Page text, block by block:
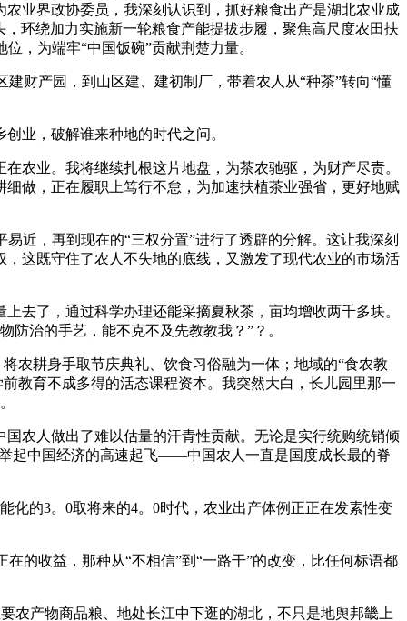
业界政协委员，我深刻认识到，抓好粮食出产是湖北农业成
环绕加力实施新一轮粮食产能提拔步履，聚焦高尺度农田扶
，为端牢“中国饭碗”贡献荆楚力量。
财产园，到山区建、建初制厂，带着农人从“种茶”转向“懂
业，破解谁来种地的时代之问。
业。我将继续扎根这片地盘，为茶农驰驱，为财产尽责。
做，正在履职上笃行不怠，为加速扶植茶业强省，更好地赋
，再到现在的“三权分置”进行了透辟的分解。这让我深刻
这既守住了农人不失地的底线，又激发了现代农业的市场活
了，通过科学办理还能采摘夏秋茶，亩均增收两千多块。
治的手艺，能不克不及先教教我？”？。
耕身手取节庆典礼、饮食习俗融为一体；地域的“食农教
教育不成多得的活态课程资本。我突然大白，长儿园里那一
农人做出了难以估量的汗青性贡献。无论是实行统购统销倾
起中国经济的高速起飞——中国农人一直是国度成长最的脊
的3。0取将来的4。0时代，农业出产体例正正在发素性变
的收益，那种从“不相信”到“一路干”的改变，比任何标语都
农产物商品粮、地处长江中下逛的湖北，不只是地舆邦畿上